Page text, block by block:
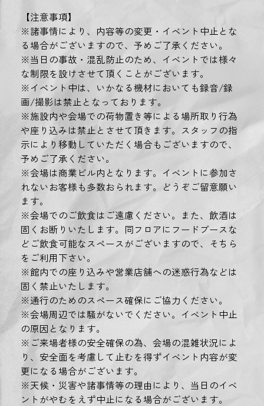
【注意事項】
※諸事情により、内容等の変更・イベント中止とな
る場合がございますので、予めご了承ください。
※当日の事故・混乱防止のため、イベントでは様々
な制限を設けさせて頂くことがございます。
※イベント中は、いかなる機材においても録音/録
画/撮影は禁止となっております。
※施設内や会場での荷物置き等による場所取り行為
や座り込みは禁止とさせて頂きます。スタッフの指
示により移動していただく場合もございますので、
予めご了承ください。
※会場は商業ビル内となります。イベントに参加さ
れないお客様も多数おられます。どうぞご留意願い
ます。
※会場でのご飲食はご遠慮ください。また、飲酒は
固くお断りいたします。同フロアにフードブースな
どご飲食可能なスペースがございますので、そちら
をご利用下さい。
※館内での座り込みや営業店舗への迷惑行為などは
固く禁止いたします。
※通行のためのスペース確保にご協力ください。
※会場周辺では騒がないでください。イベント中止
の原因となります。
※ご来場者様の安全確保の為、会場の混雑状況によ
り、安全面を考慮して止むを得ずイベント内容が変
更になる場合がございます。
※天候・災害や諸事情等の理由により、当日のイベ
ントがやむをえず中止になる場合がございます。